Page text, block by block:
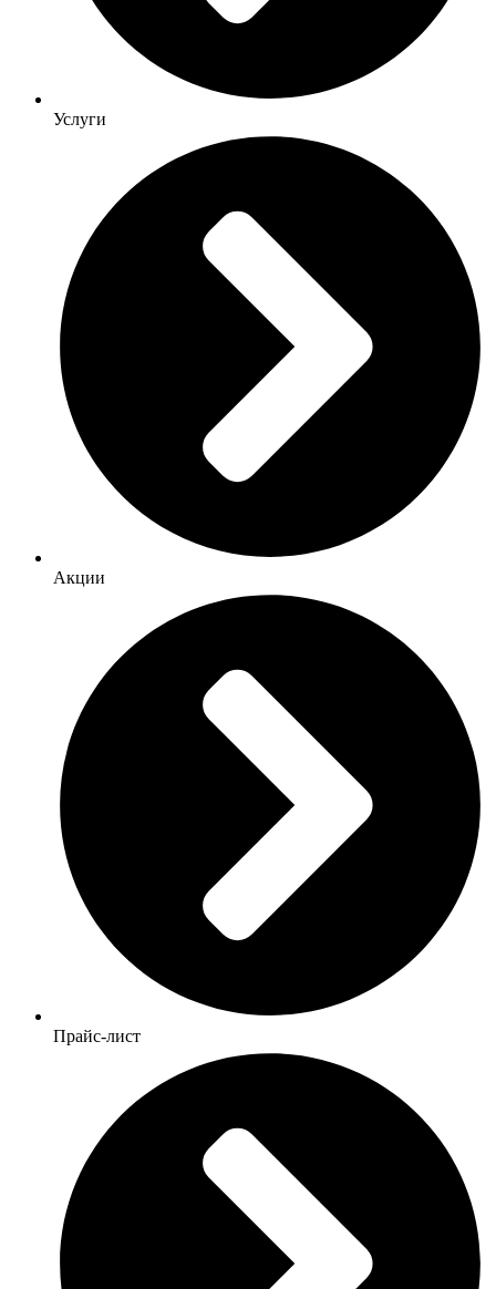
Услуги
Акции
Прайс-лист